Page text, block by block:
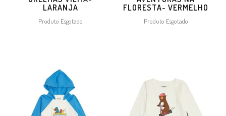
LARANJA
Produto Esgotado
FLORESTA- VERMELHO
Produto Esgotado